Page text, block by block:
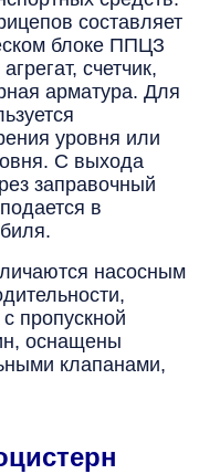
составляет
блоке ППЦЗ
счетчик,
арматура. Для
уровня или
С выхода
заправочный
в
насосным
пропускной
оснащены
клапанами,